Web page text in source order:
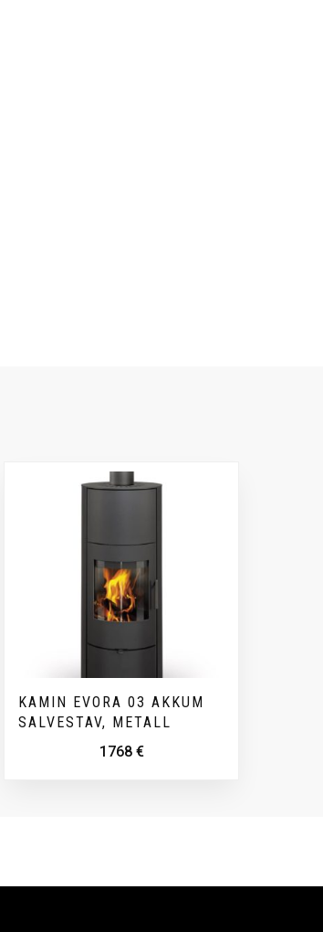
KAMIN EVORA 03 AKKUM
SALVESTAV, METALL
1768 €